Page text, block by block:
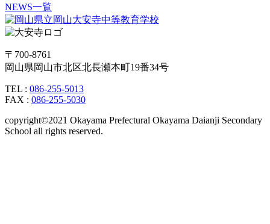
NEWS一覧
〒700-8761
岡山県岡山市北区北長瀬本町19番34号
TEL : 086-255-5013
FAX : 086-255-5030
copyright©2021 Okayama Prefectural Okayama Daianji Secondary
School all rights reserved.